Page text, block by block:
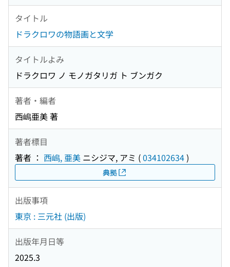
タイトル
ドラクロワの物語画と文学
タイトルよみ
ドラクロワ ノ モノガタリガ ト ブンガク
著者・編者
西嶋亜美 著
著者標目
著者 ： 西嶋, 亜美 ニシジマ, アミ (034102634)
典拠
出版事項
東京 : 三元社 (出版)
出版年月日等
2025.3